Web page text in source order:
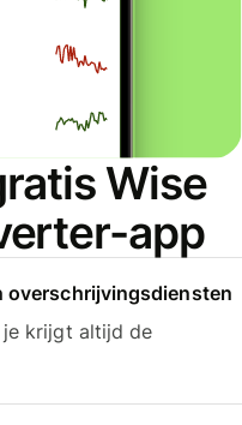
Wise
app
overschrijvingsdiensten
je krijgt altijd de